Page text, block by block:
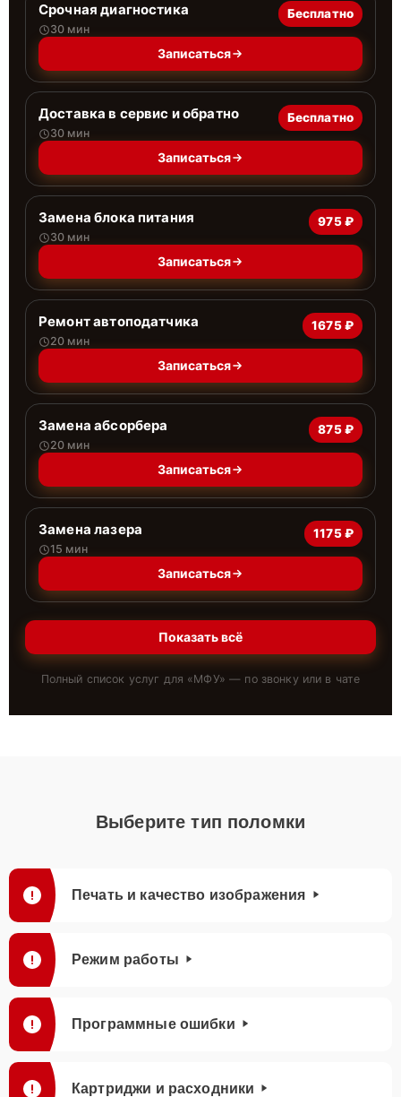
Срочная диагностика
30 мин
Бесплатно
Записаться
Доставка в сервис и обратно
30 мин
Бесплатно
Записаться
Замена блока питания
30 мин
975 ₽
Записаться
Ремонт автоподатчика
20 мин
1675 ₽
Записаться
Замена абсорбера
20 мин
875 ₽
Записаться
Замена лазера
15 мин
1175 ₽
Записаться
Показать всё
Полный список услуг для «МФУ» — по звонку или в чате
Выберите тип поломки
Печать и качество изображения
Режим работы
Программные ошибки
Картриджи и расходники